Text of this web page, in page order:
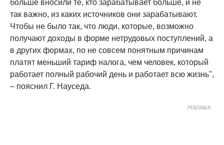
больше вносили те, кто зарабатывает больше, и не
так важно, из каких источников они зарабатывают.
Чтобы не было так, что люди, которые, возможно
получают доходы в форме нетрудовых поступлений, а
в других формах, по не совсем понятным причинам
платят меньший тариф налога, чем человек, который
работает полный рабочий день и работает всю жизнь",
– пояснил Г. Науседа.